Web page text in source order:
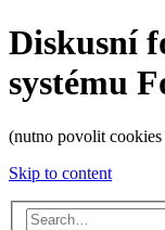
Diskusní
systému
(nutno povolit cookies
Skip to content